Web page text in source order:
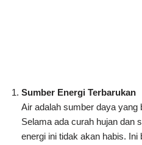
Sumber Energi Terbarukan
Air adalah sumber daya yang
Selama ada curah hujan dan
energi ini tidak akan habis.